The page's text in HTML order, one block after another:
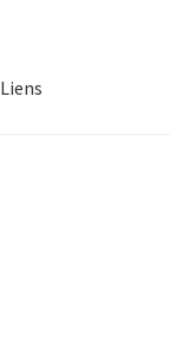
Liens